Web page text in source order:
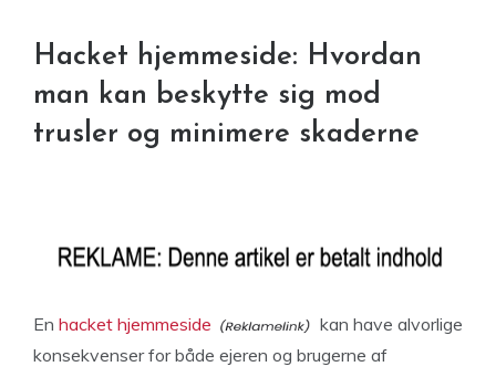
Hacket hjemmeside: Hvordan
man kan beskytte sig mod
trusler og minimere skaderne
En hacket hjemmeside
kan have alvorlige
konsekvenser for både ejeren og brugerne af